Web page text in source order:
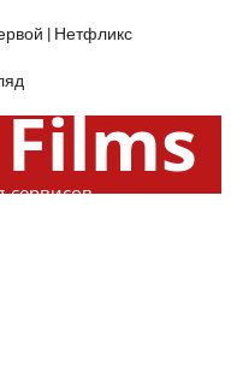
| Нетфликс
сервисов